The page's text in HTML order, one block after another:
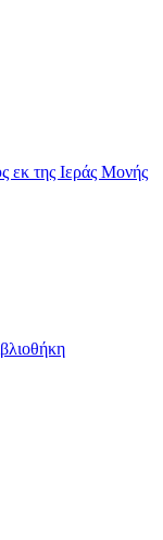
εκ της Ιεράς Μονής